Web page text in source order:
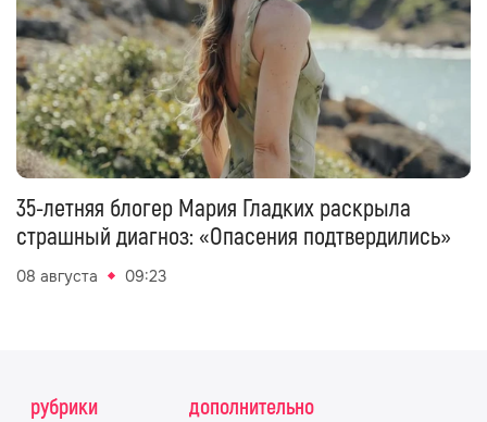
35-летняя блогер Мария Гладких раскрыла
страшный диагноз: «Опасения подтвердились»
08 августа 09:23
рубрики
дополнительно